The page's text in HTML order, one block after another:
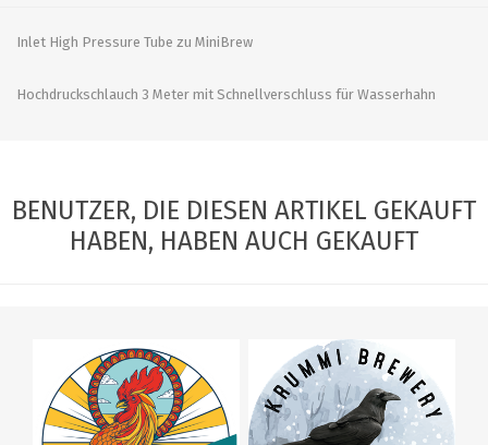
Inlet High Pressure Tube zu MiniBrew
Hochdruckschlauch 3 Meter mit Schnellverschluss für Wasserhahn
BENUTZER, DIE DIESEN ARTIKEL GEKAUFT
HABEN, HABEN AUCH GEKAUFT